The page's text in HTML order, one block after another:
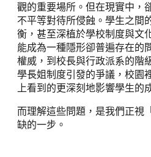
觀的重要場所。但在現實中，
不平等對待所侵蝕。學生之間
衡，甚至深植於學校制度與文
能成為一種隱形卻普遍存在的
權威，到校長與行政派系的階
學長姐制度引發的爭議，校園
上看到的更深刻地影響學生的
而理解這些問題，是我們正視
缺的一步。